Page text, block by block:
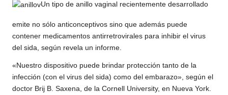
Un tipo de anillo vaginal recientemente desarrollado
emite no sólo anticonceptivos sino que además puede
contener medicamentos antirretrovirales para inhibir el virus
del sida, según revela un informe.
«Nuestro dispositivo puede brindar protección tanto de la
infección (con el virus del sida) como del embarazo», según el
doctor Brij B. Saxena, de la Cornell University, en Nueva York.